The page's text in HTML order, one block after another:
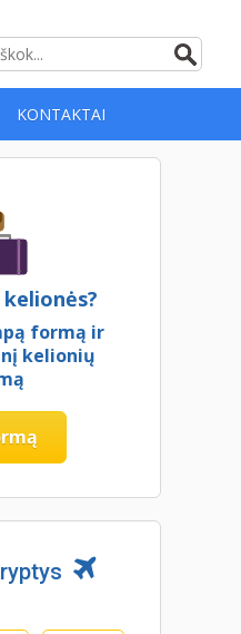
KONTAKTAI
formą ir
kelionių